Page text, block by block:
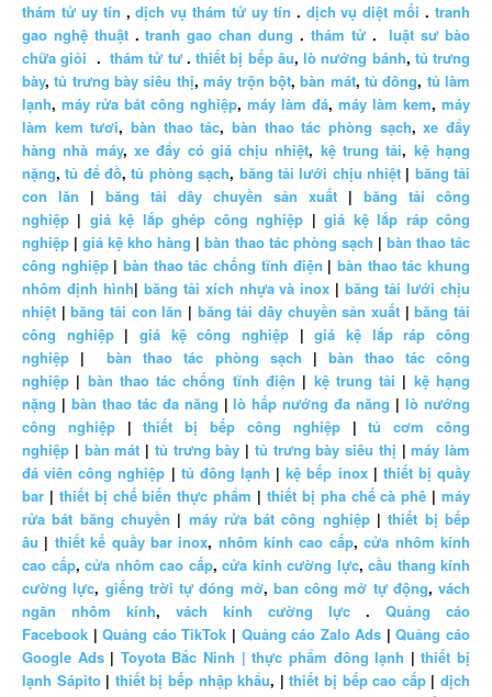
thám tử uy tín ,dịch vụ thám tử uy tín . dịch vụ diệt mối .tranh
gao nghệ thuật.tranh gao chan dung . thám tử.luật sư bào
chữa giỏi .thám tử tư.thiết bị bếp âu,lò nướng bánh, tủ trưng
bày,tủ trưng bày siêu thị,máy trộn bột,bàn mát, tủ đông, tủ làm
lạnh, máy rửa bát công nghiệp, máy làm đá, máy làm kem, máy
làm kem tươi,bàn thao tác,bàn thao tác phòng sạch,xe đẩy
hàng nhà máy, xe đẩy có giá chịu nhiệt, kệ trung tải, kệ hạng
nặng,tủ để đồ,tủ phòng sạch, băng tải lưới chịu nhiệt| băng tải
con lăn | băng tải dây chuyền sản xuất | băng tải công
nghiệp | giá kệ lắp ghép công nghiệp |giá kệ lắp ráp công
nghiệp |giá kệ kho hàng |bàn thao tác phòng sạch | bàn thao tác
công nghiệp|bàn thao tác chống tĩnh điện | bàn thao tác khung
nhôm định hình| băng tải xích nhựa và inox |băng tải lưới chịu
nhiệt |băng tải con lăn | băng tải dây chuyền sản xuất |băng tải
công nghiệp|giá kệ công nghiệp |giá kệ lắp ráp công
nghiệp |bàn thao tác phòng sạch | bàn thao tác công
nghiệp | bàn thao tác chống tĩnh điện | kệ trung tải | kệ hạng
nặng | bàn thao tác đa năng |lò hấp nướng đa năng |lò nướng
công nghiệp|thiết bị bếp công nghiệp|tủ cơm công
nghiệp | bàn mát | tủ trưng bày | tủ trưng bày siêu thị |máy làm
đá viên công nghiệp | tủ đông lạnh |kệ bếp inox| thiết bị quầy
bar | thiết bị chế biến thực phẩm | thiết bị pha chế cà phê | máy
rửa bát băng chuyền | máy rửa bát công nghiệp|thiết bị bếp
âu | thiết kế quầy bar inox, nhôm kính cao cấp,cửa nhôm kính
cao cấp, cửa nhôm cao cấp, cửa kính cường lực, cầu thang kính
cường lực, giếng trời tự đóng mở, ban công mở tự động, vách
ngăn nhôm kính, vách kính cường lực . Quảng cáo
Facebook |Quảng cáo TikTok | Quảng cáo Zalo Ads |Quảng cáo
Google Ads| Toyota Bắc Ninh | thực phẩm đông lạnh |thiết bị
lạnh Sápito | thiết bị bếp nhập khẩu, |thiết bị bếp cao cấp|dịch